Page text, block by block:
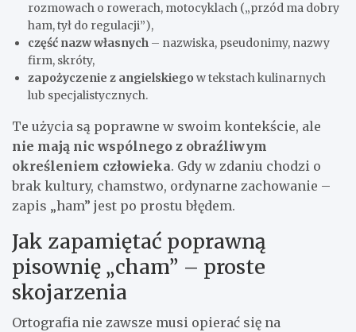
rozmowach o rowerach, motocyklach („przód ma dobry
ham, tył do regulacji”),
część nazw własnych – nazwiska, pseudonimy, nazwy
firm, skróty,
zapożyczenie z angielskiego w tekstach kulinarnych
lub specjalistycznych.
Te użycia są poprawne w swoim kontekście, ale
nie mają nic wspólnego z obraźliwym
określeniem człowieka. Gdy w zdaniu chodzi o
brak kultury, chamstwo, ordynarne zachowanie –
zapis „ham” jest po prostu błędem.
Jak zapamiętać poprawną
pisownię „cham” – proste
skojarzenia
Ortografia nie zawsze musi opierać się na